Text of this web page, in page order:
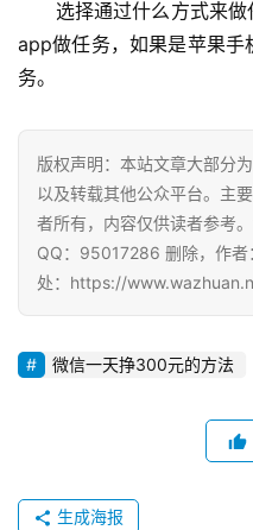
选择通过什么方式来
app做任务，如果是苹果手
务。
版权声明：本站文章大部分
以及转载其他公众平台。主
者所有，内容仅供读者参考
QQ：95017286 删除，作者
处：https://
微信一天挣300元的方法
生成海报